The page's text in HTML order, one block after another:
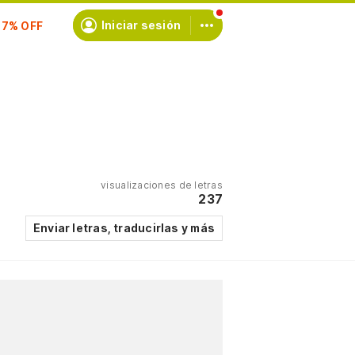
Iniciar sesión
visualizaciones de letras
237
Enviar letras, traducirlas y más